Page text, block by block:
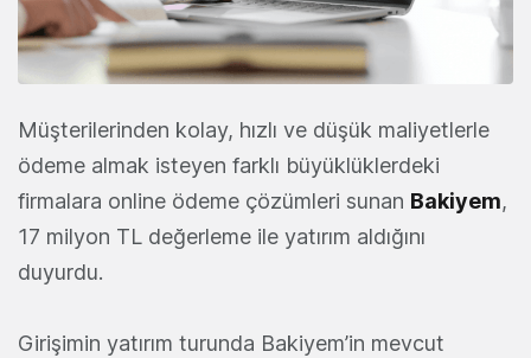
Müşterilerinden kolay, hızlı ve düşük maliyetlerle
ödeme almak isteyen farklı büyüklüklerdeki
firmalara online ödeme çözümleri sunan Bakiyem,
17 milyon TL değerleme ile yatırım aldığını
duyurdu.
Girişimin yatırım turunda Bakiyem’in mevcut